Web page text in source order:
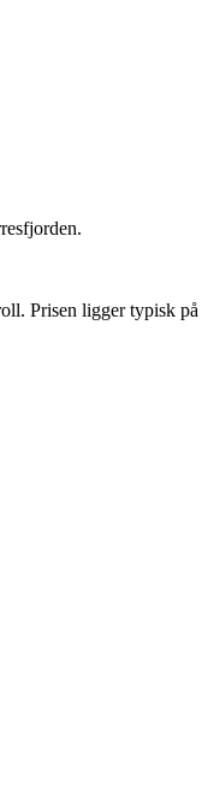
.
Prisen ligger typisk på